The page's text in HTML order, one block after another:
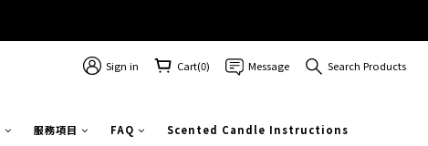
Sign in Cart(0) Message Search Products
服務項目 FAQ Scented Candle Instructions